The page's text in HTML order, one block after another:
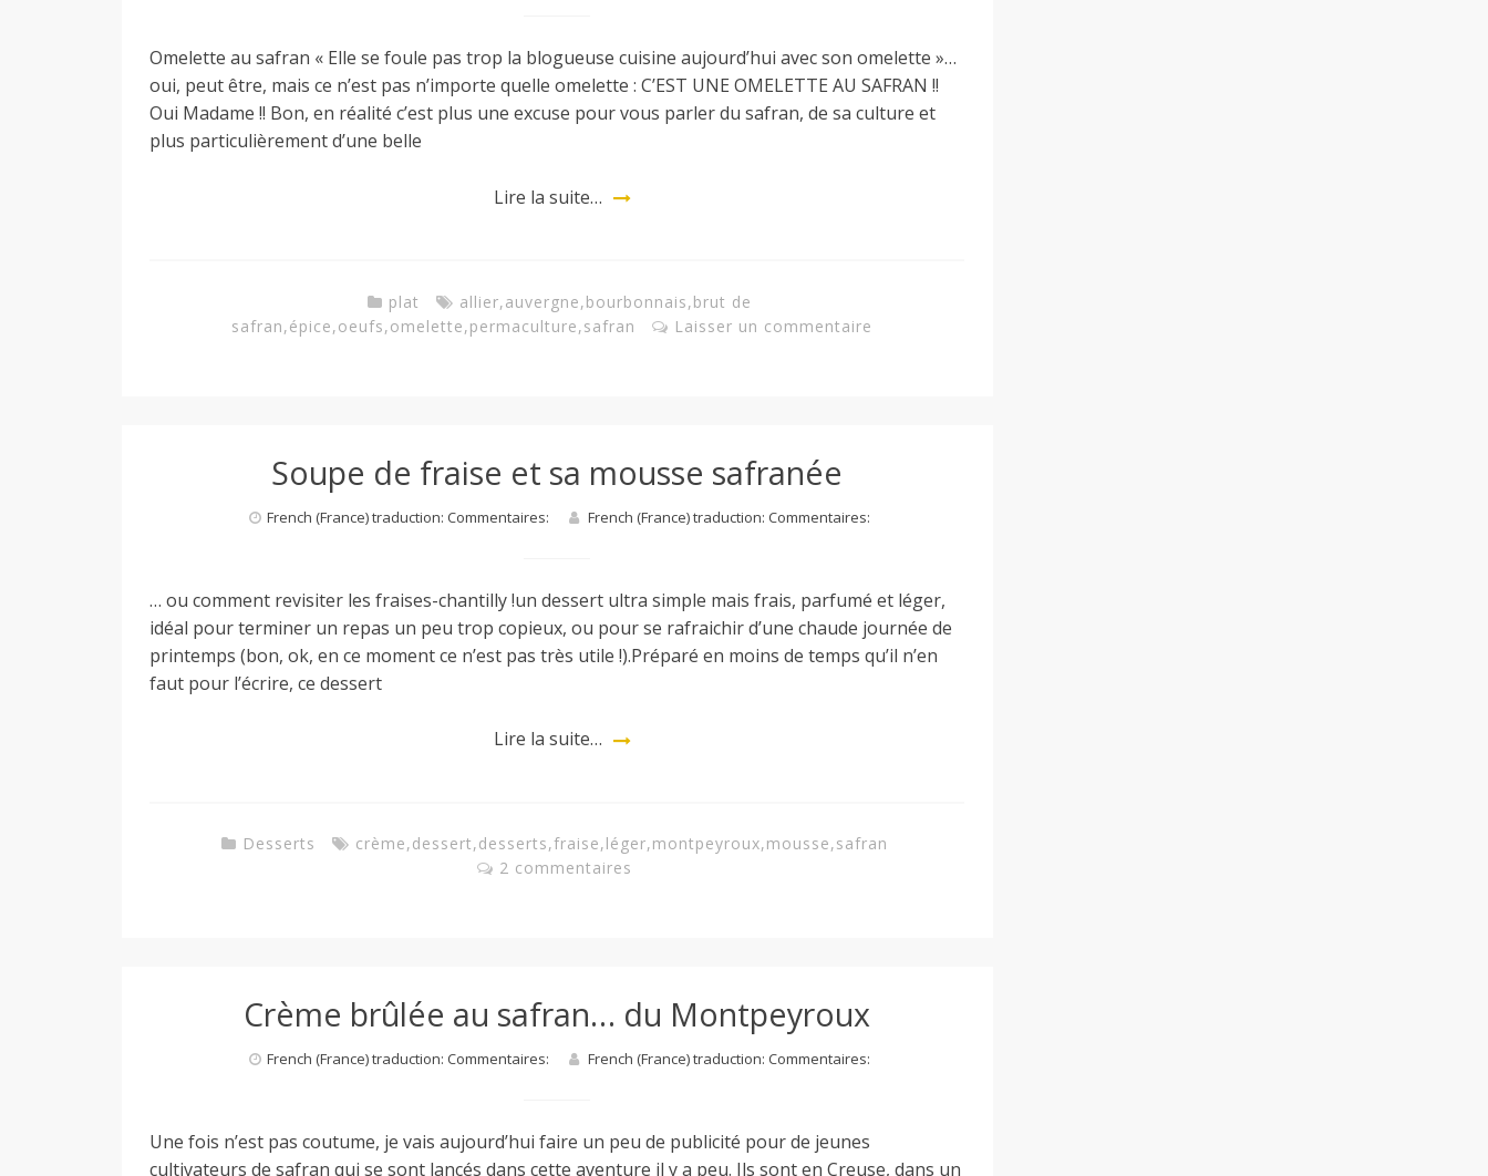
Omelette au safran « Elle se foule pas trop la blogueuse cuisine aujourd’hui avec son omelette »…
oui, peut être, mais ce n’est pas n’importe quelle omelette : C’EST UNE OMELETTE AU SAFRAN !!
Oui Madame !! Bon, en réalité c’est plus une excuse pour vous parler du safran, de sa culture et
plus particulièrement d’une belle
Lire la suite…
plat allier,auvergne,bourbonnais,brut de
safran,épice,oeufs,omelette,permaculture,safran Laisser un commentaire
Soupe de fraise et sa mousse safranée
French (France) traduction: Commentaires: French (France) traduction: Commentaires:
… ou comment revisiter les fraises-chantilly !un dessert ultra simple mais frais, parfumé et léger,
idéal pour terminer un repas un peu trop copieux, ou pour se rafraichir d’une chaude journée de
printemps (bon, ok, en ce moment ce n’est pas très utile !).Préparé en moins de temps qu’il n’en
faut pour l’écrire, ce dessert
Lire la suite…
Desserts crème,dessert,desserts,fraise,léger,montpeyroux,mousse,safran
2 commentaires
Crème brûlée au safran… du Montpeyroux
French (France) traduction: Commentaires: French (France) traduction: Commentaires:
Une fois n’est pas coutume, je vais aujourd’hui faire un peu de publicité pour de jeunes
cultivateurs de safran qui se sont lancés dans cette aventure il y a peu. Ils sont en Creuse, dans un